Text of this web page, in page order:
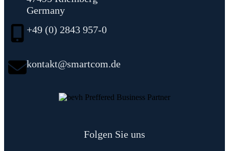
Germany
+49 (0) 2843 957-0
kontakt@smartcom.de
Folgen Sie uns